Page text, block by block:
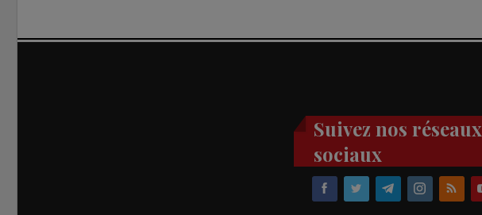
Suivez nos réseaux
sociaux